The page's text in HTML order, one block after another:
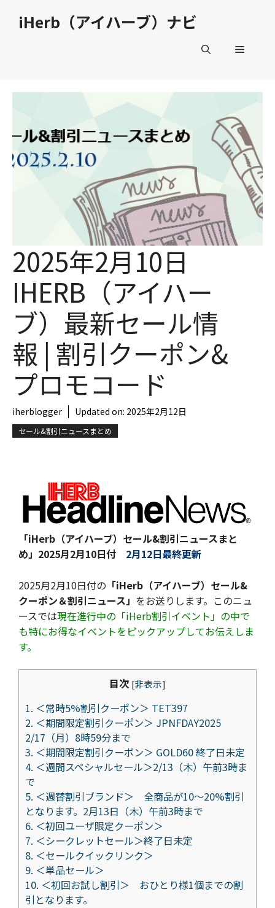
iHerb（アイハーブ）ナビ
メ
ー
2025年2月10日
IHERB（アイハー
ブ）最新セール情
報 | 割引クーポン&
プロモコード
iherblogger Updated on: 2025年2月12日
セール&割引ニュースまとめ
「iHerb（アイハーブ）セール&割引ニュースまと
め」 2025月2月10日付 2月12日最終更新
2025月2月10日付の 「iHerb（アイハーブ）セール&
クーポン＆割引ニュース」 をお送りします。このニュ
ースでは現在進行中の「iHerb割引イベント」の中で
も特にお得なイベントをピックアップしてお伝えしま
す。
目次 [非表示]
1. ＜常時5%割引クーポン＞ TET397
2. ＜期間限定割引クーポン＞ JPNFDAY2025
2/17（月）8時59分まで
3. ＜期間限定割引クーポン＞ GOLD60 終了日未定
4. ＜週間スペシャルセール＞2/13（木）午前3時ま
で
5. ＜週替割引ブランド＞ 全商品が10～20%割引
となります。2月13日（木）午前3時まで
6. ＜初回ユーザ限定クーポン＞
7. ＜シークレットセール＞終了日未定
8. ＜セールクイックリンク＞
9. ＜単品セール＞
10. ＜初回お試し割引＞ おひとり様1個までの割
引となります。